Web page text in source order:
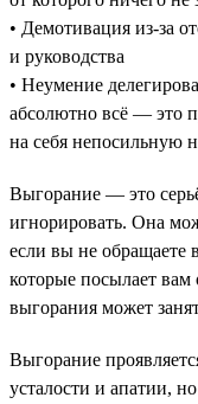
• Демотивация из-за
и руководства
• Неумение
абсолютно всё — это
на себя непосильную
Выгорание — это
игнорировать. Она
если вы не обращаете
которые посылает вам
выгорания может
Выгорание
усталости и апатии,